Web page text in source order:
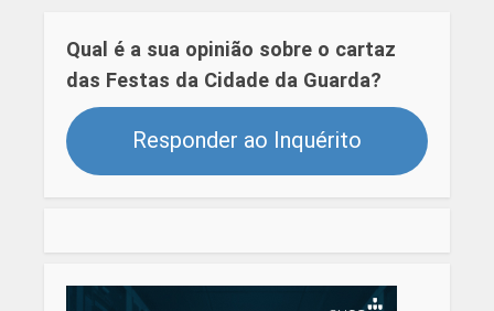
Qual é a sua opinião sobre o cartaz
das Festas da Cidade da Guarda?
Responder ao Inquérito